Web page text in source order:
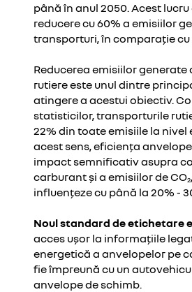
până în anul 2050. Acest
reducere cu 60% a emisiilor
transporturi, în comparație cu
Reducerea emisiilor
rutiere este unul dintre
atingere a acestui obiectiv.
statisticilor, transporturile
22% din toate emisiile la nivel
acest sens, eficiența
impact semnificativ asupra
carburant și a emisiilor de CO2
influențeze cu până la 20% -
Noul standard de etichetare
acces ușor la informațiile
energetică a anvelopelor pe
fie împreună cu un
anvelope de schimb.